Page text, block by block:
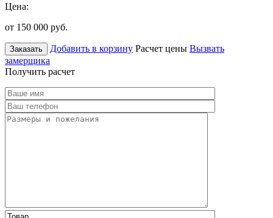
Цена:
от 150 000 руб.
Заказать Добавить в корзину Расчет цены Вызвать
замерщика
Получить расчет